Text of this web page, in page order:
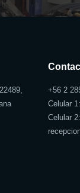
+56 2
Celular
Celular